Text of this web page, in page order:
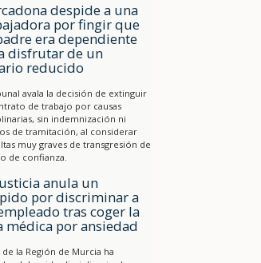
despide a una
por fingir que
era dependiente
disfrutar de un
reducido
avala la decisión de extinguir
de trabajo por causas
sin indemnización ni
de tramitación, al considerar
muy graves de transgresión de
de confianza.
anula un
por discriminar a
tras coger la
médica por ansiedad
de la Región de Murcia ha